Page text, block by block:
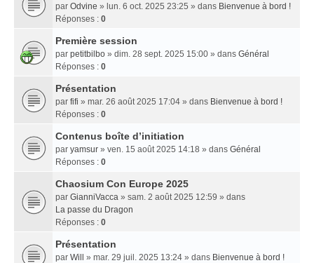
par Odvine » lun. 6 oct. 2025 23:25 » dans Bienvenue à bord !
Réponses : 0
Première session
par petitbilbo » dim. 28 sept. 2025 15:00 » dans Général
Réponses : 0
Présentation
par fifi » mar. 26 août 2025 17:04 » dans Bienvenue à bord !
Réponses : 0
Contenus boîte d’initiation
par yamsur » ven. 15 août 2025 14:18 » dans Général
Réponses : 0
Chaosium Con Europe 2025
par GianniVacca » sam. 2 août 2025 12:59 » dans
La passe du Dragon
Réponses : 0
Présentation
par Will » mar. 29 juil. 2025 13:24 » dans Bienvenue à bord !